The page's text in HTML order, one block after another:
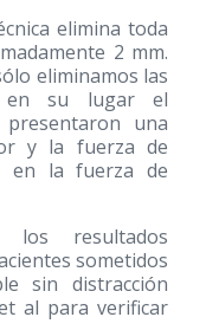
elimina toda
2 mm.
eliminamos las
en su lugar el
una
y la fuerza de
en la fuerza de
los resultados
sometidos
sin distracción
al para verificar